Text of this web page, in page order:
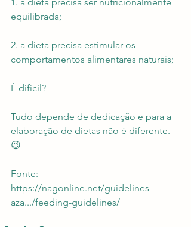
equilibrada;
2. a dieta precisa estimular os
comportamentos alimentares naturais;
É difícil?
Tudo depende de dedicação e para a
elaboração de dietas não é diferente.
😉
Fonte:
https://nagonline.net/guidelines-
aza.../feeding-guidelines/